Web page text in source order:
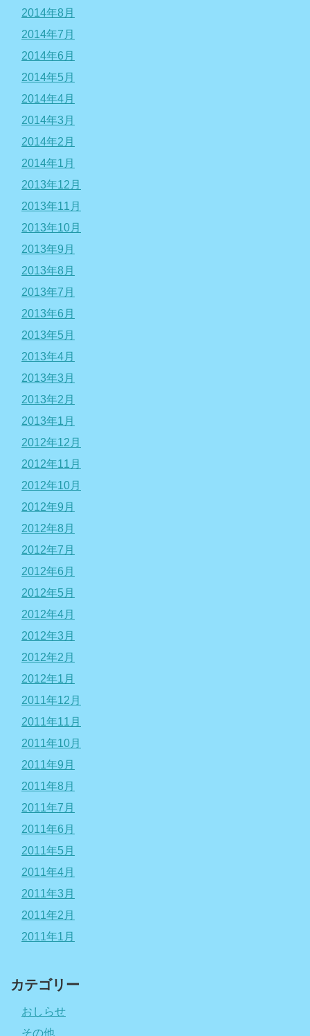
2014年8月
2014年7月
2014年6月
2014年5月
2014年4月
2014年3月
2014年2月
2014年1月
2013年12月
2013年11月
2013年10月
2013年9月
2013年8月
2013年7月
2013年6月
2013年5月
2013年4月
2013年3月
2013年2月
2013年1月
2012年12月
2012年11月
2012年10月
2012年9月
2012年8月
2012年7月
2012年6月
2012年5月
2012年4月
2012年3月
2012年2月
2012年1月
2011年12月
2011年11月
2011年10月
2011年9月
2011年8月
2011年7月
2011年6月
2011年5月
2011年4月
2011年3月
2011年2月
2011年1月
カテゴリー
おしらせ
その他